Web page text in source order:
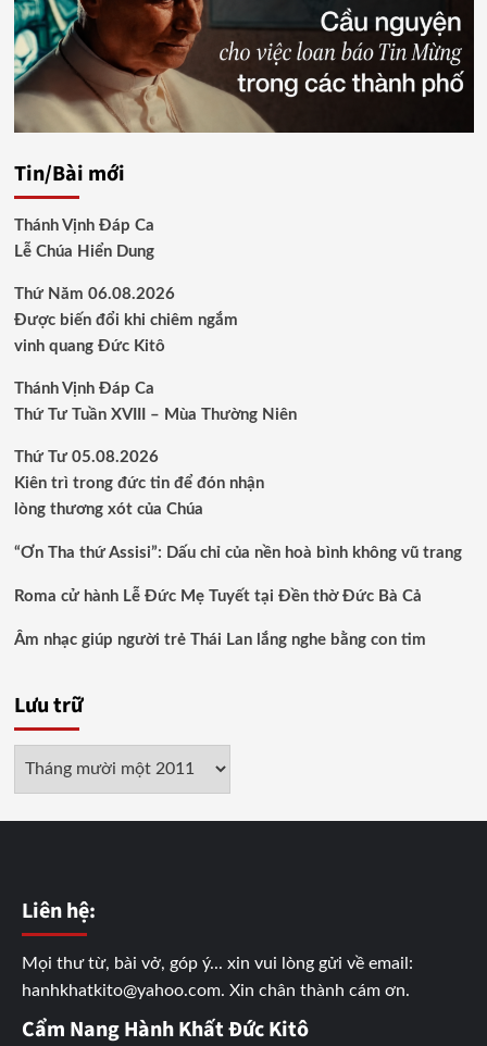
Tin/Bài mới
Thánh Vịnh Đáp Ca
Lễ Chúa Hiển Dung
Thứ Năm 06.08.2026
Được biến đổi khi chiêm ngắm
vinh quang Đức Kitô
Thánh Vịnh Đáp Ca
Thứ Tư Tuần XVIII – Mùa Thường Niên
Thứ Tư 05.08.2026
Kiên trì trong đức tin để đón nhận
lòng thương xót của Chúa
“Ơn Tha thứ Assisi”: Dấu chỉ của nền hoà bình không vũ trang
Roma cử hành Lễ Đức Mẹ Tuyết tại Đền thờ Đức Bà Cả
Âm nhạc giúp người trẻ Thái Lan lắng nghe bằng con tim
Lưu trữ
Liên hệ:
Mọi thư từ, bài vở, góp ý... xin vui lòng gửi về email:
hanhkhatkito@yahoo.com. Xin chân thành cám ơn.
Cẩm Nang Hành Khất Đức Kitô